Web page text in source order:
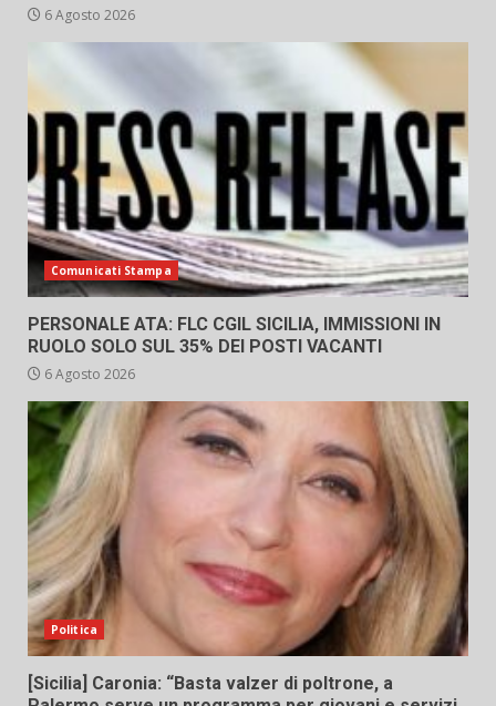
6 Agosto 2026
Comunicati Stampa
PERSONALE ATA: FLC CGIL SICILIA, IMMISSIONI IN
RUOLO SOLO SUL 35% DEI POSTI VACANTI
6 Agosto 2026
Politica
[Sicilia] Caronia: “Basta valzer di poltrone, a